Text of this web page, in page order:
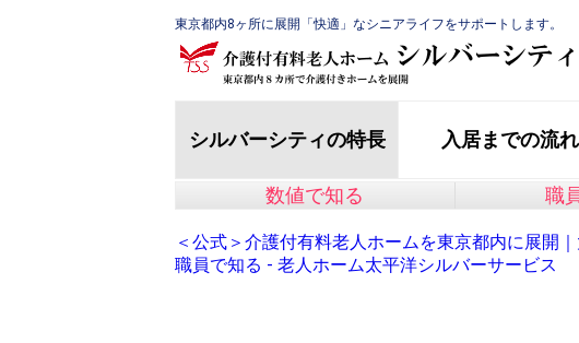
東京都内8ヶ所に展開「快適」なシニアライフをサポートします。
シルバーシティの特長 入居までの流れ
数値で知る 職
＜公式＞介護付有料老人ホームを東京都内に展開
職員で知る - 老人ホーム太平洋シルバーサービス